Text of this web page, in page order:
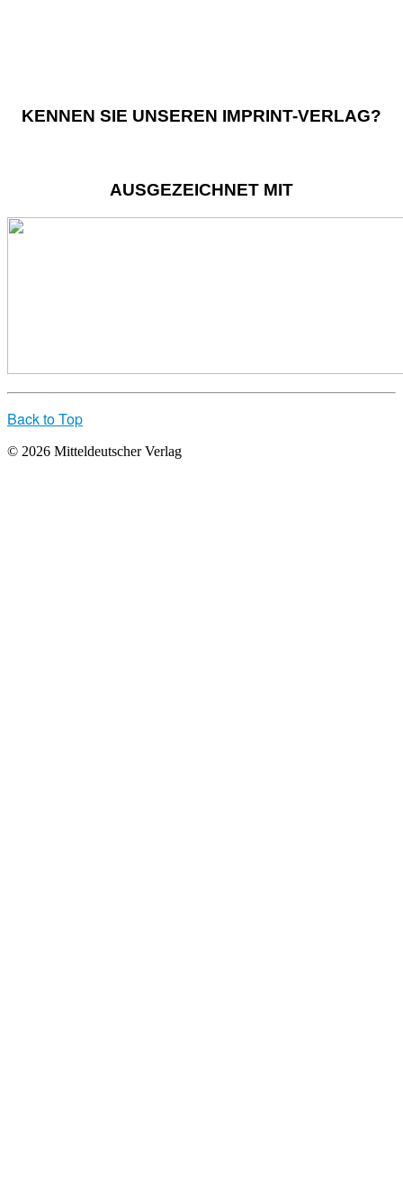
KENNEN SIE UNSEREN IMPRINT-VERLAG?
AUSGEZEICHNET MIT
Back to Top
© 2026 Mitteldeutscher Verlag